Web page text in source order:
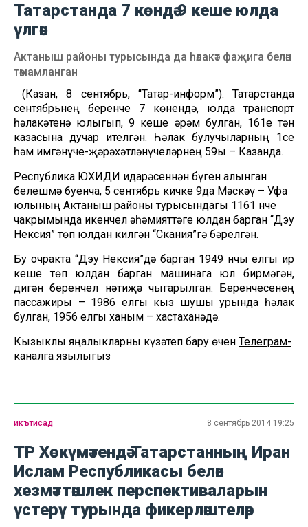
Татарстанда 7 көндә 9 кеше юлда
үлгән
Актаныш районы турысында да һәлакәт фаҗига белән
тәмамланган
(Казан, 8 сентябрь, “Татар-информ”). Татарстанда
сентябрьнең беренче 7 көнендә, юлда транспорт
һәлакәтенә юлыгып, 9 кеше әрәм булган, 161е тән
казасына дучар ителгән. Һәлак булучыларның 1се
һәм имгәнүче-җәрәхәтләнүчеләрнең 59ы – Казанда.
Республика ЮХИДИ идарәсеннән бүген алынган
белешмә буенча, 5 сентябрь кичке 9да Мәскәү – Уфа
юлының Актаныш районы турысындагы 1161 нче
чакрымында икенчел әһәмияттәге юлдан барган “Дэу
Нексия” төп юлдан килгән “Скания”гә бәрелгән.
Бу очракта “Дэу Нексия”дә барган 1949 нчы елгы ир
кеше төп юлдан барган машинага юл бирмәгән,
дигән беренчел нәтиҗә чыгарылган. Беренчесенең
пассажиры – 1986 елгы кыз шушы урында һәлак
булган, 1956 елгы ханым – хастаханәдә.
Кызыклы яңалыкларны күзәтеп бару өчен Телеграм-
каналга язылыгыз
икътисад 8 сентябрь 2014 19:25
ТР Хөкүмәтендә Татарстанның Иран
Ислам Республикасы белән
хезмәттәшлек перспективаларын
үстерү турында фикерләштеләр